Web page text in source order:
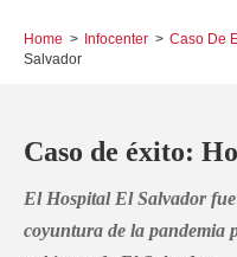
Home > Infocenter > Caso De
Salvador
Caso de éxito:
El Hospital El Salvador
coyuntura de la pandemia